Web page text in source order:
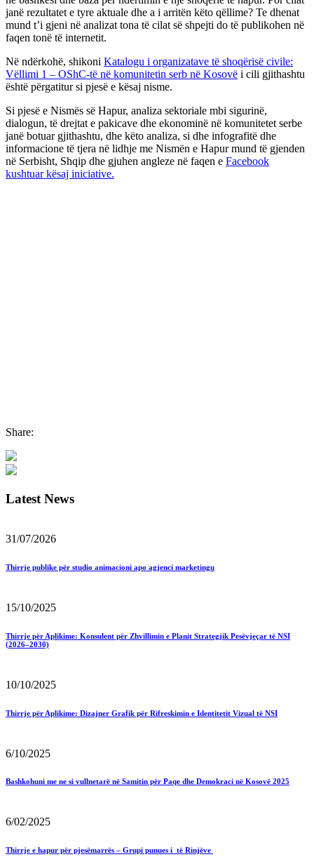
janë rezultatet e tyre aktuale dhe a i arritën këto qëllime? Te dhenat
mund t’i gjeni në analizat tona të cilat së shpejti do të publikohen në
faqen tonë të internetit.
Në ndërkohë, shikoni Katalogu i organizatave të shoqërisë civile:
Vëllimi 1 – OShC-të në komunitetin serb në Kosovë i cili gjithashtu
është përgatitur si pjesë e kësaj nisme.
Si pjesë e Nismës së Hapur, analiza sektoriale mbi sigurinë,
dialogun, të drejtat e pakicave dhe ekonominë në komunitetet serbe
janë botuar gjithashtu, dhe këto analiza, si dhe infografitë dhe
informacione të tjera në lidhje me Nismën e Hapur mund të gjenden
në Serbisht, Shqip dhe gjuhen angleze në faqen e Facebook
kushtuar kësaj iniciative.
Share:
Latest News
31/07/2026
Thirrje publike për studio animacioni apo agjenci marketingu
15/10/2025
Thirrje për Aplikime: Konsulent për Zhvillimin e Planit Strategjik Pesëvjeçar të NSI
(2026–2030)
10/10/2025
Thirrje për Aplikime: Dizajner Grafik për Rifreskimin e Identitetit Vizual të NSI
6/10/2025
Bashkohuni me ne si vullnetarë në Samitin për Paqe dhe Demokraci në Kosovë 2025
6/02/2025
Thirrje e hapur për pjesëmarrës – Grupi punues i të Rinjëve